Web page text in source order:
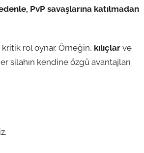
PvP savaşlarına katılmadan
rol oynar. Örneğin, kılıçlar ve
silahın kendine özgü avantajları